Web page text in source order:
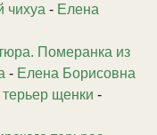
чихуа - Елена
Померанка из
- Елена Борисовна
щенки -